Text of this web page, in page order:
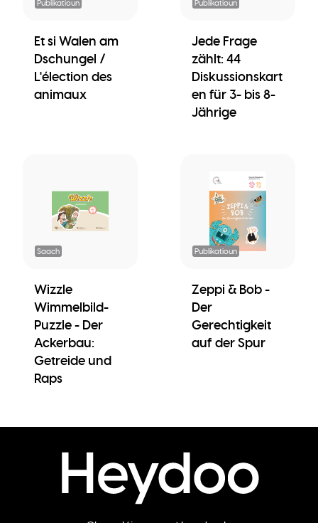
Publikatioun
Et si Walen am
Dschungel /
L'élection des
animaux
Publikatioun
Jede Frage
zählt: 44
Diskussionskart
en für 3- bis 8-
Jährige
Saach
Wizzle
Wimmelbild-
Puzzle - Der
Ackerbau:
Getreide und
Raps
Publikatioun
Zeppi & Bob -
Der
Gerechtigkeit
auf der Spur